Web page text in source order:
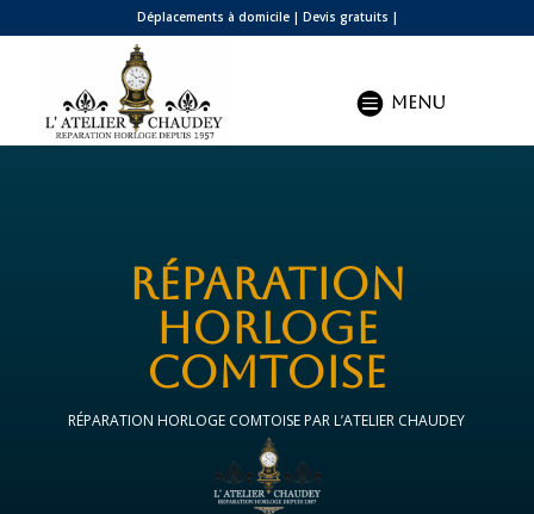
Déplacements à domicile | Devis gratuits |
 Menu
RÉPARATION
HORLOGE
COMTOISE
RÉPARATION HORLOGE COMTOISE PAR L’ATELIER CHAUDEY